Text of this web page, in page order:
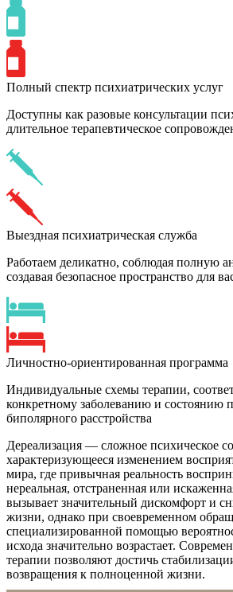
Полный спектр психиатрических услуг
Доступны как разовые консультации
длительное терапевтическое
Выездная психиатрическая служба
Работаем деликатно, соблюдая полную
создавая безопасное пространство для
Личностно-ориентированная программа
Индивидуальные схемы терапии,
конкретному заболеванию и состоянию
биполярного расстройства
Дереализация — сложное психическое
характеризующееся изменением
мира, где привычная реальность
нереальная, отстраненная или
вызывает значительный дискомфорт и
жизни, однако при своевременном
специализированной помощью
исхода значительно возрастает.
терапии позволяют достичь
возвращения к полноценной жизни.